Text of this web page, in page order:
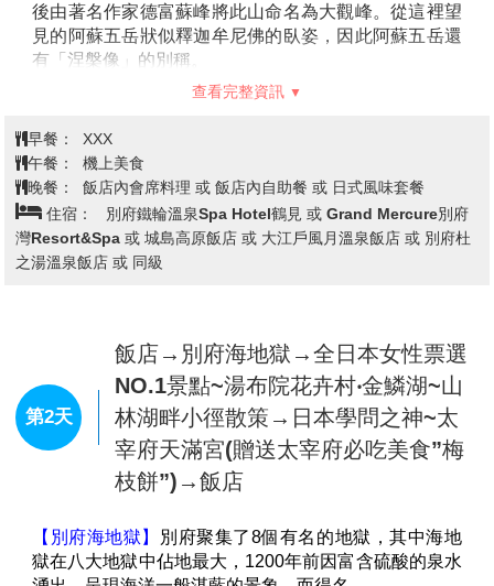
後由著名作家德富蘇峰將此山命名為大觀峰。從這裡望
見的阿蘇五岳狀似釋迦牟尼佛的臥姿，因此阿蘇五岳還
有「涅槃像」的別稱。
【九重森林公園滑雪場】在氣候較炎熱的九州裡，位於
擁有不同難度的滑雪道及不同設施可供各個年齡層遊
玩，在此本公司特別安排雪盆暢玩體驗！
※備註：若因雪量不足或氣候等因素無法玩雪時，每人
退費門票1000日幣，並調整前往”九重大吊橋”參觀。
※備註：若想體驗雪盆以外的其他活動，例如滑雪板、
雪橇等活動需自費。
查看完整資訊
早餐：
XXX
午餐：
機上美食
晚餐：
飯店內會席料理 或 飯店內自助餐 或 日式風味套餐
住宿：
別府鐵輪溫泉Spa Hotel鶴見 或 Grand Mercure別府
灣Resort&Spa 或 城島高原飯店 或 大江戶風月溫泉飯店 或 別府杜
之湯溫泉飯店 或 同級
第2天
飯店→別府海地獄→全日本女性票選
NO.1景點~湯布院花卉村‧金鱗湖~山
林湖畔小徑散策→日本學問之神~太
宰府天滿宮(贈送太宰府必吃美食”梅
枝餅”)→飯店